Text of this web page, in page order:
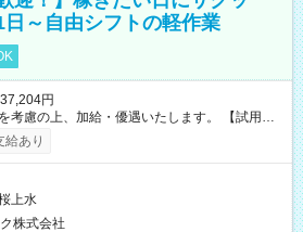
～自由シフトの軽作業
円
の上、加給・優遇いたします。 【試用期
給あり
上水
株式会社